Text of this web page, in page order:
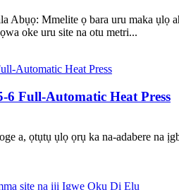
Abụọ: Mmelite ọ bara uru maka
oke uru site na otu metri...
Full-Automatic Heat Press
a, ọtụtụ ụlọ ọrụ ka na-adabere na